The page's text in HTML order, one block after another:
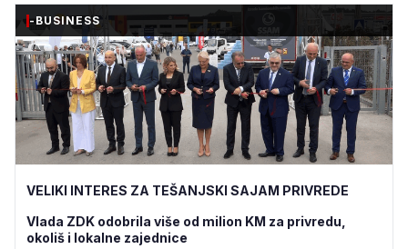
-BUSINESS
VELIKI INTERES ZA TEŠANJSKI SAJAM PRIVREDE
Vlada ZDK odobrila više od milion KM za privredu,
okoliš i lokalne zajednice